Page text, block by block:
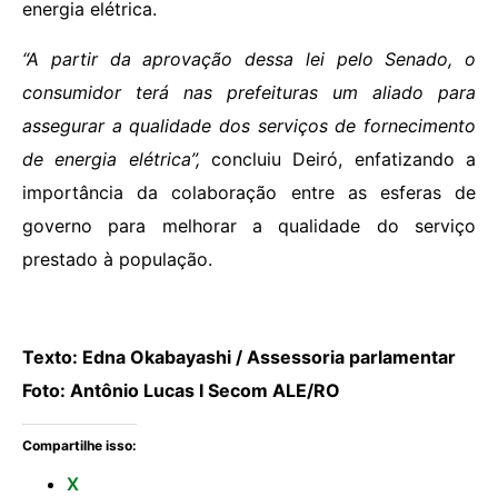
energia elétrica.
“A partir da aprovação dessa lei pelo Senado, o
consumidor terá nas prefeituras um aliado para
assegurar a qualidade dos serviços de fornecimento
de energia elétrica”, concluiu Deiró, enfatizando a
importância da colaboração entre as esferas de
governo para melhorar a qualidade do serviço
prestado à população.
Texto: Edna Okabayashi / Assessoria parlamentar
Foto: Antônio Lucas I Secom ALE/RO
Compartilhe isso:
X